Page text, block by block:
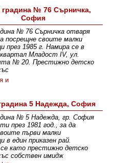
градина № 76 Сърничка,
София
№ 76 Сърничка отваря
посрещне своите малки
през 1985 г. Намира се в
Младост IV, ул.
№ 20. Престижно детско
и
5 Надежда, София
№ 5 Надежда, гр. София
през 1981 год., за да
първи малки
в един приказен рай.
като престижно детско
собствен имидж